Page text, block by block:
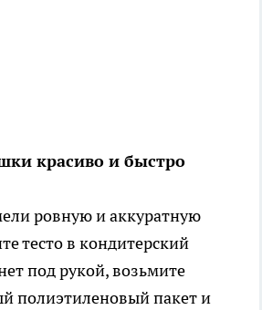
красиво и быстро
ровную и аккуратную
тесто в кондитерский
под рукой, возьмите
полиэтиленовый пакет и